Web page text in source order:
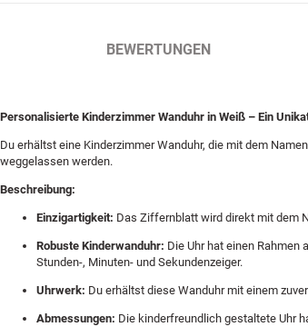
BEWERTUNGEN
Personalisierte Kinderzimmer Wanduhr in Weiß – Ein
Du erhältst eine Kinderzimmer Wanduhr, die mit dem
weggelassen werden.
Beschreibung:
Einzigartigkeit: Das Ziffernblatt wird direkt mit dem
Robuste Kinderwanduhr: Die Uhr hat einen
Stunden-, Minuten- und Sekundenzeiger.
Uhrwerk: Du erhältst diese Wanduhr mit einem
Abmessungen: Die kinderfreundlich gestaltete Uhr